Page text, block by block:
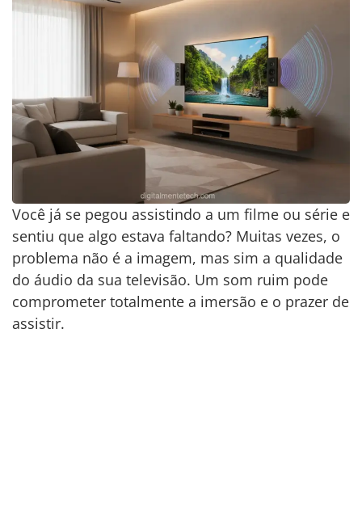
Você já se pegou assistindo a um filme ou série e
sentiu que algo estava faltando? Muitas vezes, o
problema não é a imagem, mas sim a qualidade
do áudio da sua televisão. Um som ruim pode
comprometer totalmente a imersão e o prazer de
assistir.